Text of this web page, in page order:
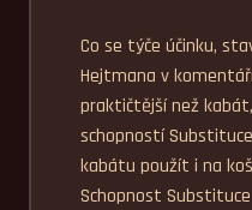
Co se týče účinku,
Hejtmana v
praktičtější než
schopností
kabátu použít i na
Schopnost